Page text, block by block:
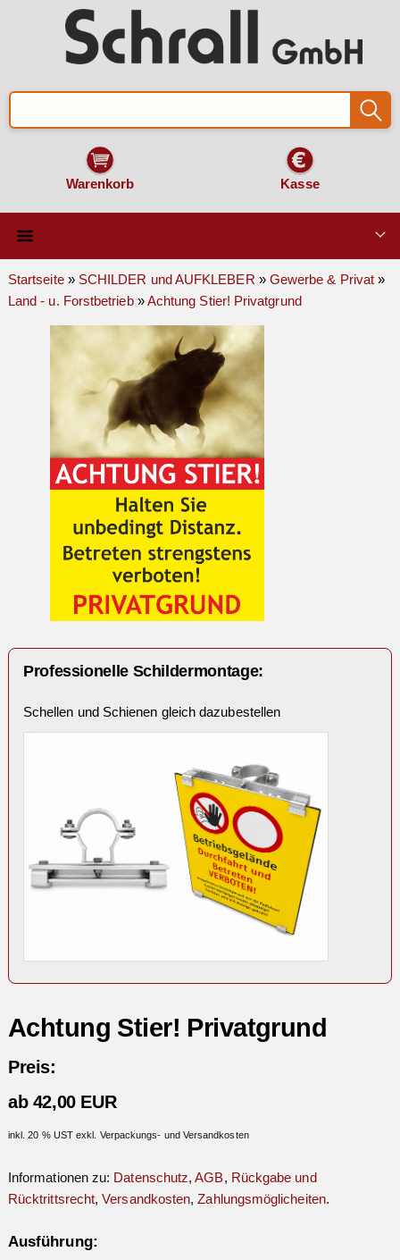
Warenkorb Kasse
Qualität & Technik
VERKEHRSZEICHEN
Montage & Zubehör
Startseite» SCHILDER und AUFKLEBER » Gewerbe & Privat »
Land - u. Forstbetrieb»Achtung Stier! Privatgrund
Professionelle Schildermontage:
Schellen und Schienen gleich dazubestellen
Achtung Stier! Privatgrund
Preis:
ab 42,00 EUR
inkl. 20 % UST exkl. Verpackungs- und Versandkosten
Informationen zu: Datenschutz,AGB, Rückgabe und
Rücktrittsrecht,Versandkosten,Zahlungsmöglicheiten.
Ausführung: